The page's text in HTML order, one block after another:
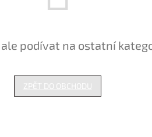
podívat na ostatní
ZPĚT DO OBCHODU